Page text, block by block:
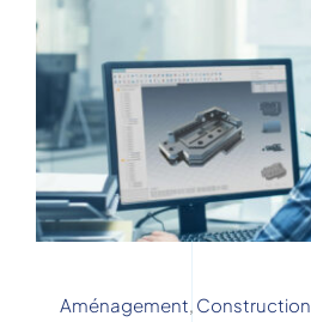
Aménagement, Construction